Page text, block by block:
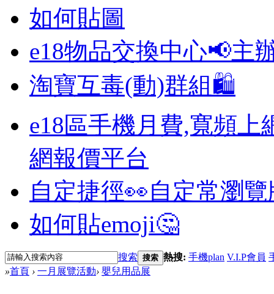
如何貼圖
e18物品交換中心📢主
淘寶互毒(動)群組🛍️
e18區手機月費,寬頻上
網報價平台
自定捷徑👀自定常瀏
如何貼emoji🤔
搜索 搜索 熱搜: 手機plan V.I.P會員
»首頁 › 一月展覽活動› 嬰兒用品展